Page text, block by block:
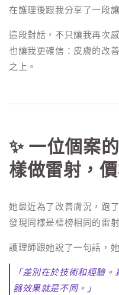
在護理後跟我分享了一段
這段對話，不只讓我再次
也讓我更確信：皮膚的改
之上。
✨ 一位個案
樣做雷射，
她最近為了改善膚況，跑
發現同樣是標榜相同的雷
護理師跟她說了一句話，
「差別在於技術和經驗
器效果就是不同。」